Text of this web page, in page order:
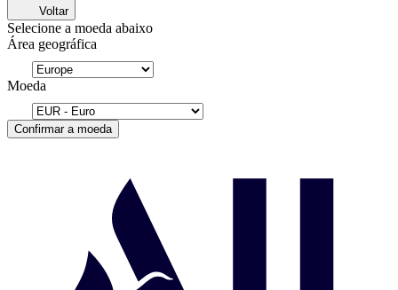
Voltar
Selecione a moeda abaixo
Área geográfica
Moeda
Confirmar a moeda